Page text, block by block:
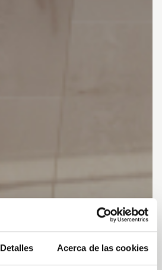
Detalles Acerca de las cookies